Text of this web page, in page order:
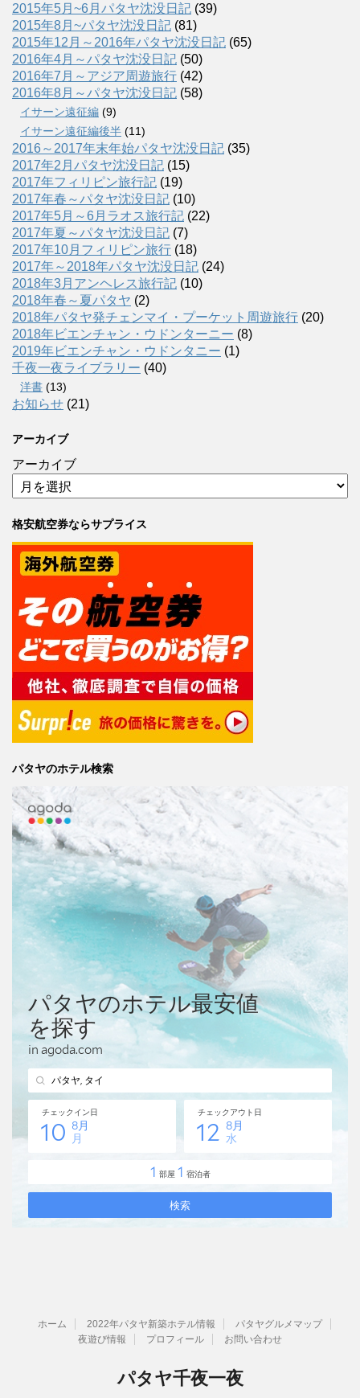
2015年5月~6月パタヤ沈没日記 (39)
2015年8月~パタヤ沈没日記 (81)
2015年12月～2016年パタヤ沈没日記 (65)
2016年4月～パタヤ沈没日記 (50)
2016年7月～アジア周遊旅行 (42)
2016年8月～パタヤ沈没日記 (58)
イサーン遠征編 (9)
イサーン遠征編後半 (11)
2016～2017年末年始パタヤ沈没日記 (35)
2017年2月パタヤ沈没日記 (15)
2017年フィリピン旅行記 (19)
2017年春～パタヤ沈没日記 (10)
2017年5月～6月ラオス旅行記 (22)
2017年夏～パタヤ沈没日記 (7)
2017年10月フィリピン旅行 (18)
2017年～2018年パタヤ沈没日記 (24)
2018年3月アンヘレス旅行記 (10)
2018年春～夏パタヤ (2)
2018年パタヤ発チェンマイ・プーケット周遊旅行 (20)
2018年ビエンチャン・ウドンターニー (8)
2019年ビエンチャン・ウドンタニー (1)
千夜一夜ライブラリー (40)
洋書 (13)
お知らせ (21)
アーカイブ
アーカイブ
格安航空券ならサプライス
パタヤのホテル検索
ホーム 2022年パタヤ新築ホテル情報
パタヤグルメマップ
夜遊び情報
プロフィール お問い合わせ
パタヤ千夜一夜